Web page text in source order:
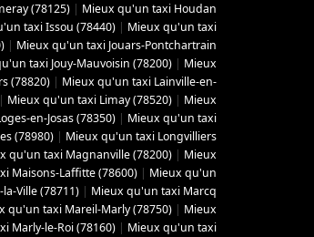
(78125) | Mieux qu'un taxi Houdan
taxi Issou (78440) | Mieux qu'un taxi
| Mieux qu'un taxi Jouars-Pontchartrain
taxi Jouy-Mauvoisin (78200) | Mieux
(78820) | Mieux qu'un taxi Lainville-en-
| Mieux qu'un taxi Limay (78520) | Mieux
en-Josas (78350) | Mieux qu'un taxi
(78980) | Mieux qu'un taxi Longvilliers
qu'un taxi Magnanville (78200) | Mieux
Maisons-Laffitte (78600) | Mieux qu'un
Ville (78711) | Mieux qu'un taxi Marcq
qu'un taxi Mareil-Marly (78750) | Mieux
Marly-le-Roi (78160) | Mieux qu'un taxi